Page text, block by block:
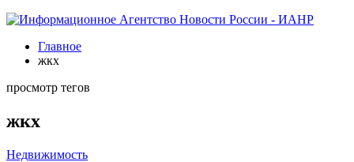
Главное
жкх
просмотр тегов
жкх
Недвижимость